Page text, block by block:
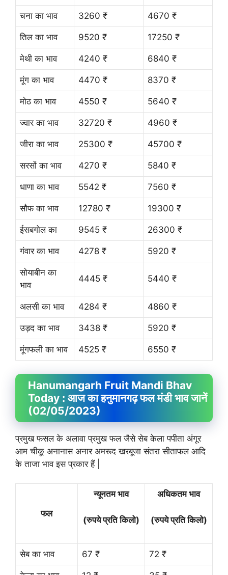
चना का भाव 3260 ₹ 4670 ₹
तिल का भाव 9520 ₹ 17250 ₹
मेथी का भाव 4240 ₹ 6840 ₹
मूंग का भाव 4470 ₹ 8370 ₹
मोठ का भाव 4550 ₹ 5640 ₹
ज्वार का भाव 32720 ₹ 4960 ₹
जीरा का भाव 25300 ₹ 45700 ₹
सरसों का भाव 4270 ₹ 5840 ₹
धाणा का भाव 5542 ₹ 7560 ₹
सौफ का भाव 12780 ₹ 19300 ₹
ईसबगोल का 9545 ₹ 26300 ₹
गंवार का भाव 4278 ₹ 5920 ₹
सोयाबीन का
भाव
4445 ₹ 5440 ₹
अलसी का भाव 4284 ₹ 4860 ₹
उड़द का भाव 3438 ₹ 5920 ₹
मूंगफली का भाव 4525 ₹ 6550 ₹
Hanumangarh Fruit Mandi Bhav
Today : आज का हनुमानगढ़ फल मंडी भाव जानें
(02/05/2023)
प्रमुख फसल के अलावा प्रमुख फल जैसे सेब केला पपीता अंगूर
आम चीकू अनानास अनार अमरूद खरबूजा संतरा सीताफल आदि
के ताजा भाव इस प्रकार हैं |
फल
न्यूनतम भाव
(रुपये प्रति किलो)
अधिकतम भाव
(रुपये प्रति किलो)
सेब का भाव 67 ₹ 72 ₹